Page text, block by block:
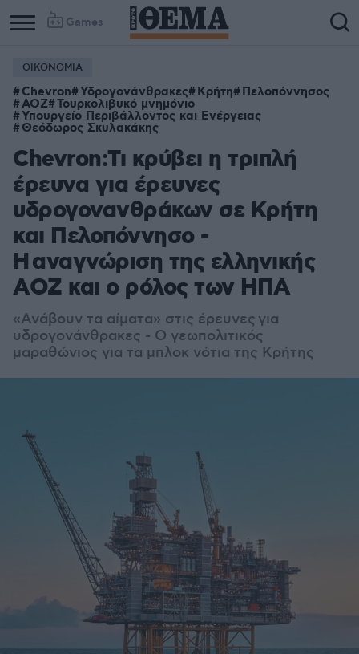
Games
ΟΙΚΟΝΟΜΙΑ
Chevron Υδρογονάνθρακες Κρήτη Πελοπόννησος
ΑΟΖ Τουρκολιβυκό μνημόνιο
Υπουργείο Περιβάλλοντος και Ενέργειας
Θεόδωρος Σκυλακάκης
Chevron:Τι κρύβει η τριπλή
έρευνα για έρευνες
υδρογονανθράκων σε Κρήτη
και Πελοπόννησο -
Η αναγνώριση της ελληνικής
ΑΟΖ και ο ρόλος των ΗΠΑ
«Ανάβουν τα αίματα» στις έρευνες για
υδρογονάνθρακες - Ο γεωπολιτικός
μαραθώνιος για τα μπλοκ νότια της Κρήτης